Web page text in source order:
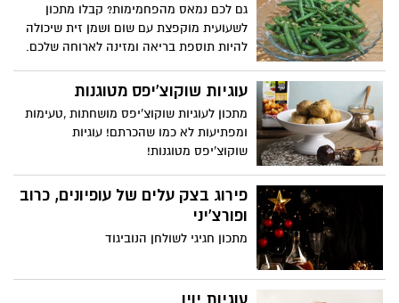
גם לכם נמאס מהפחמימות? קבלו מתכון
לשעועית מוקפצת עם שום ושמן זית שיכולה
להיות תוספת בריאה ומזינה לארוחה שלכם.
עוגיות שוקוצ'יפס מטוגנות
מתכון לעוגיות שוקוצ'יפס מושחתות ,טעימות
ומפתיעות לא כמו שהכרתם! עוגיות
שוקוצ'יפס מטוגנות!
פירוג בצק עלים של עופיונים, כרוב
ופורצ'יני
מתכון חגיגי לשולחן הנוביגוד